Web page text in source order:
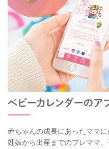
赤ちゃんの成長にあったママに
妊娠から出産までのプレママ